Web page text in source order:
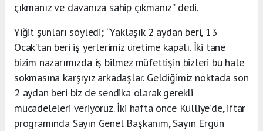
çıkmanız ve davanıza sahip çıkmanız” dedi.
Yiğit şunları söyledi; “Yaklaşık 2 aydan beri, 13
Ocak’tan beri iş yerlerimiz üretime kapalı. İki tane
bizim nazarımızda iş bilmez müfettişin bizleri bu hale
sokmasına karşıyız arkadaşlar. Geldiğimiz noktada son
2 aydan beri biz de sendika olarak gerekli
mücadeleleri veriyoruz. İki hafta önce Külliye’de, iftar
programında Sayın Genel Başkanım, Sayın Ergün